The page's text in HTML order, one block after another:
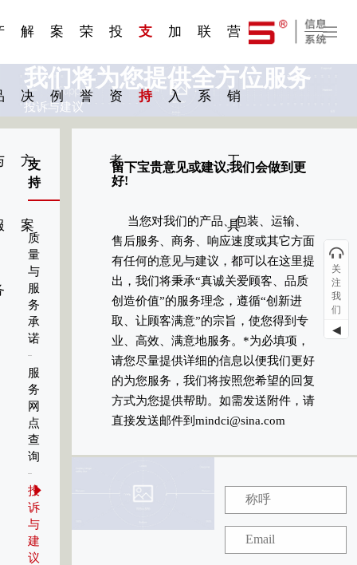
解
决
方
案
案
例
荣
誉
投
资
者
支
持
加
入
联
系
营
销
工
具
我们将为您提供全方位服务
投诉与建议
支
持
质
量
与
服
务
承
诺
服
务
网
点
查
询
投
诉
与
建
议
留下宝贵意见或建议,我们会做到更
好!
当您对我们的产品、包装、运输、
售后服务、商务、响应速度或其它方面
有任何的意见与建议，都可以在这里提
出，我们将秉承“真诚关爱顾客、品质
创造价值”的服务理念，遵循“创新进
取、让顾客满意”的宗旨，使您得到专
业、高效、满意地服务。*为必填项，
请您尽量提供详细的信息以便我们更好
的为您服务，我们将按照您希望的回复
方式为您提供帮助。如需发送附件，请
直接发送邮件到mindci@sina.com
关
注
我
们
◀